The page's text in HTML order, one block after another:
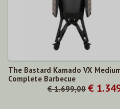
The Bastard Kamado VX
Complete Barbecue
€ 1.699,00 €